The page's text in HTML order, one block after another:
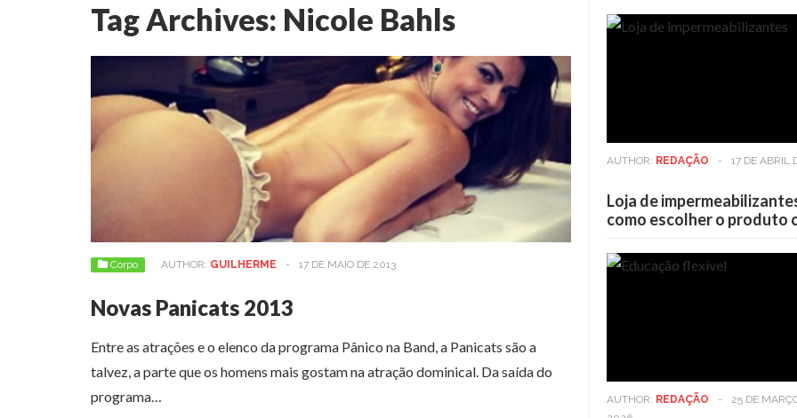
Tag Archives: Nicole Bahls
Corpo AUTHOR: GUILHERME - 17 DE MAIO DE 2013
Novas Panicats 2013
Entre as atrações e o elenco da programa Pânico na Band, a Panicats são a
talvez, a parte que os homens mais gostam na atração dominical. Da saída do
programa…
AUTHOR: REDAÇÃO - 17 DE ABRIL
Loja de
como escolher o produto
AUTHOR: REDAÇÃO -
25 DE